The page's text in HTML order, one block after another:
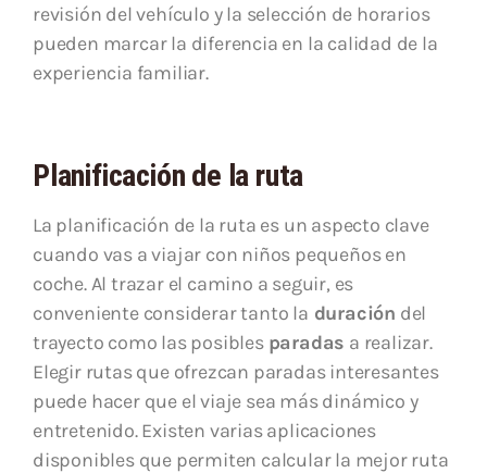
revisión del vehículo y la selección de horarios
pueden marcar la diferencia en la calidad de la
experiencia familiar.
Planificación de la ruta
La planificación de la ruta es un aspecto clave
cuando vas a viajar con niños pequeños en
coche. Al trazar el camino a seguir, es
conveniente considerar tanto la duración del
trayecto como las posibles paradas a realizar.
Elegir rutas que ofrezcan paradas interesantes
puede hacer que el viaje sea más dinámico y
entretenido. Existen varias aplicaciones
disponibles que permiten calcular la mejor ruta